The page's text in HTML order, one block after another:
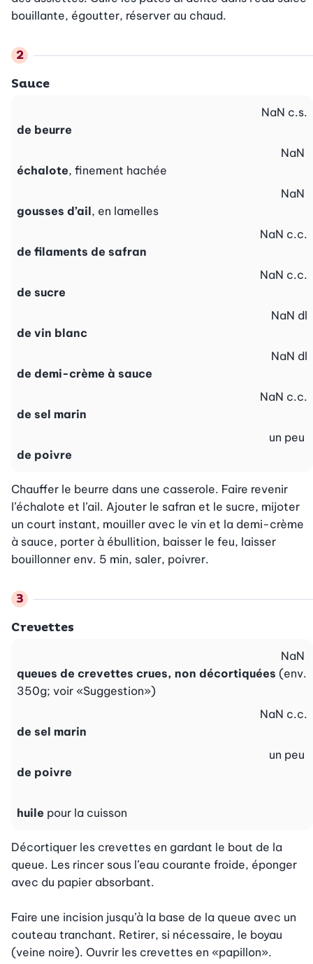
bouillante, égoutter, réserver au chaud.
Sauce
de beurre
NaN c.s.
échalote, finement hachée
NaN
gousses d’ail, en lamelles
NaN
de filaments de safran
NaN c.c.
de sucre
NaN c.c.
de vin blanc
NaN dl
de demi-crème à sauce
NaN dl
de sel marin
NaN c.c.
de poivre
un peu
Chauffer le beurre dans une casserole. Faire revenir
l’échalote et l’ail. Ajouter le safran et le sucre, mijoter
un court instant, mouiller avec le vin et la demi-crème
à sauce, porter à ébullition, baisser le feu, laisser
bouillonner env. 5 min, saler, poivrer.
Crevettes
queues de crevettes crues, non décortiquées (env.
350g; voir «Suggestion»)
NaN
de sel marin
NaN c.c.
de poivre
un peu
huile pour la cuisson
Décortiquer les crevettes en gardant le bout de la
queue. Les rincer sous l’eau courante froide, éponger
avec du papier absorbant.
Faire une incision jusqu’à la base de la queue avec un
couteau tranchant. Retirer, si nécessaire, le boyau
(veine noire). Ouvrir les crevettes en «papillon».